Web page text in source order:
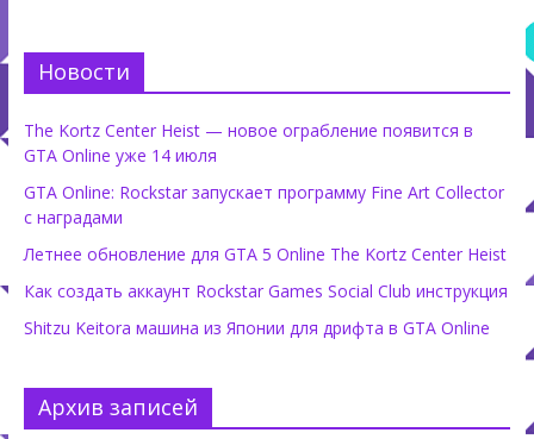
Новости
The Kortz Center Heist — новое ограбление появится в
GTA Online уже 14 июля
GTA Online: Rockstar запускает программу Fine Art Collector
с наградами
Летнее обновление для GTA 5 Online The Kortz Center Heist
Как создать аккаунт Rockstar Games Social Club инструкция
Shitzu Keitora машина из Японии для дрифта в GTA Online
Архив записей